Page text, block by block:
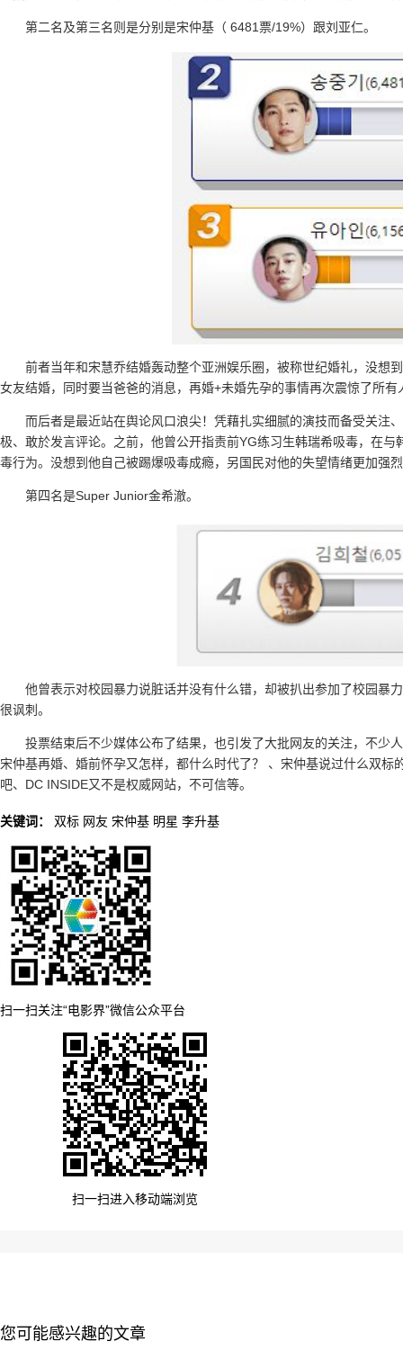
第二名及第三名则是分别是宋仲基（ 6481票/19%）跟刘亚仁。
前者当年和宋慧乔结婚轰动整个亚洲娱乐圈，被称世纪婚礼，没想
女友结婚，同时要当爸爸的消息，再婚+未婚先孕的事情再次震惊了所有
而后者是最近站在舆论风口浪尖！凭藉扎实细腻的演技而备受关注
极、敢於发言评论。之前，他曾公开指责前YG练习生韩瑞希吸毒，在
毒行为。没想到他自己被踢爆吸毒成瘾，另国民对他的失望情绪更加强
第四名是Super Junior金希澈。
他曾表示对校园暴力说脏话并没有什么错，却被扒出参加了校园暴
很讽刺。
投票结束后不少媒体公布了结果，也引发了大批网友的关注，不少
宋仲基再婚、婚前怀孕又怎样，都什么时代了？ 、宋仲基说过什么双
吧、DC INSIDE又不是权威网站，不可信等。
关键词： 双标 网友 宋仲基 明星 李升基
扫一扫关注“电影界”微信公众平台
扫一扫进入移动端浏览
您可能感兴趣的文章